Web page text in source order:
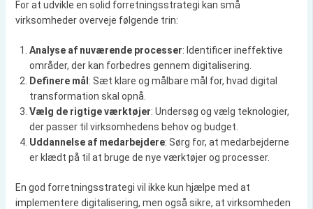
For at udvikle en solid forretningsstrategi kan små
virksomheder overveje følgende trin:
Analyse af nuværende processer: Identificer ineffektive
områder, der kan forbedres gennem digitalisering.
Definere mål : Sæt klare og målbare mål for, hvad digital
transformation skal opnå.
Vælg de rigtige værktøjer: Undersøg og vælg teknologier,
der passer til virksomhedens behov og budget.
Uddannelse af medarbejdere: Sørg for, at medarbejderne
er klædt på til at bruge de nye værktøjer og processer.
En god forretningsstrategi vil ikke kun hjælpe med at
implementere digitalisering, men også sikre, at virksomheden